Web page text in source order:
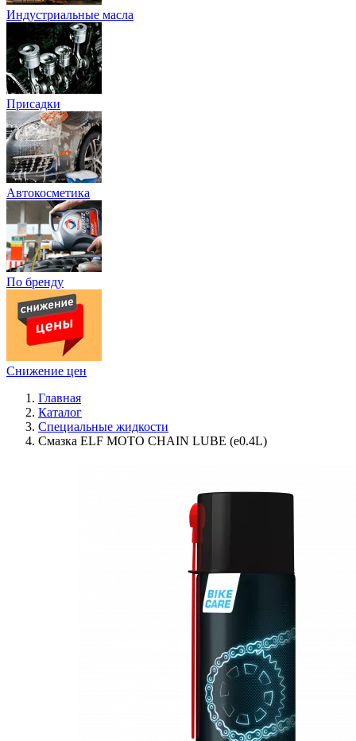
Индустриальные масла
Присадки
Автокосметика
По бренду
Снижение цен
Главная
Каталог
Специальные жидкости
Смазка ELF MOTO CHAIN LUBE (e0.4L)